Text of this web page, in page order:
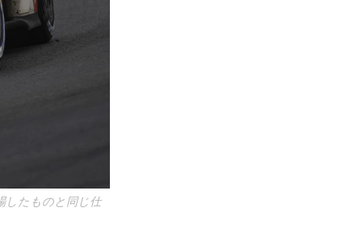
したものと同じ仕